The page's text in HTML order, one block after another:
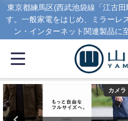
東京都練馬区(西武池袋線「江古
す。一般家電をはじめ、ミラーレ
ン・インターネット関連製品に
オーディオ